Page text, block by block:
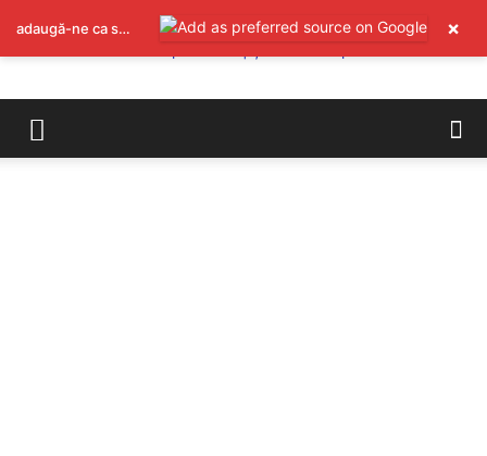
adaugă-ne ca sursă preferată pe Google ×